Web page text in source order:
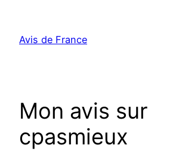
contenu
Avis de France
Mon avis sur
cpasmieux